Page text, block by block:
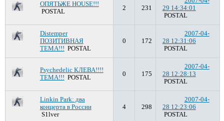
ОПЯТЬЖЕ HOUSE!!!
POSTAL
2 231
29 14:34:01
POSTAL
Distemper
ПОЗИТИВНАЯ
ТЕМА!!! POSTAL
0 172
2007-04-
28 12:31:06
POSTAL
Psychedelic КЛЕВА!!!!
ТЕМА!!! POSTAL 0 175
2007-04-
28 12:28:13
POSTAL
Linkin Park: два
концерта в России
S1lver
4 298
2007-04-
28 12:23:06
POSTAL